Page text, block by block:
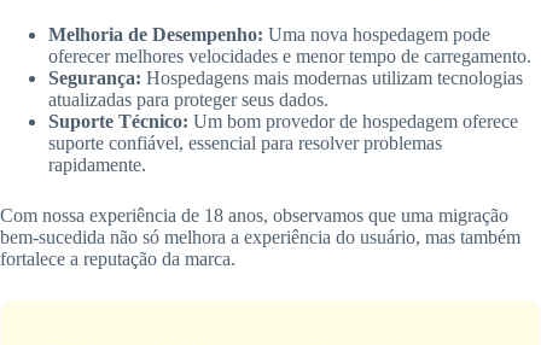
Melhoria de Desempenho: Uma nova hospedagem pode
oferecer melhores velocidades e menor tempo de carregamento.
Segurança: Hospedagens mais modernas utilizam tecnologias
atualizadas para proteger seus dados.
Suporte Técnico: Um bom provedor de hospedagem oferece
suporte confiável, essencial para resolver problemas
rapidamente.
Com nossa experiência de 18 anos, observamos que uma migração
bem-sucedida não só melhora a experiência do usuário, mas também
fortalece a reputação da marca.